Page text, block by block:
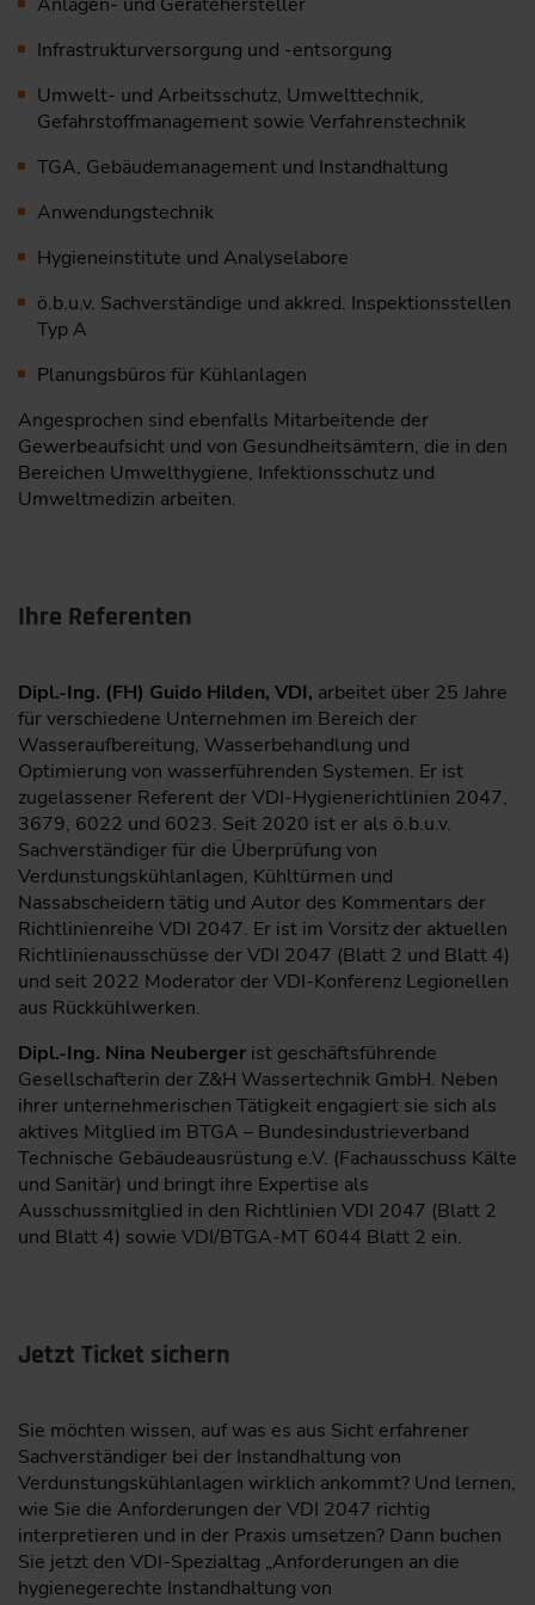
Infrastrukturversorgung und -entsorgung
Umwelt- und Arbeitsschutz, Umwelttechnik,
Gefahrstoffmanagement sowie Verfahrenstechnik
TGA, Gebäudemanagement und Instandhaltung
Anwendungstechnik
Hygieneinstitute und Analyselabore
ö.b.u.v. Sachverständige und akkred. Inspektionsstellen
Typ A
Planungsbüros für Kühlanlagen
Angesprochen sind ebenfalls Mitarbeitende der
Gewerbeaufsicht und von Gesundheitsämtern, die in den
Bereichen Umwelthygiene, Infektionsschutz und
Umweltmedizin arbeiten.
Ihre Referenten
Dipl.-Ing. (FH) Guido Hilden, VDI, arbeitet über 25 Jahre
für verschiedene Unternehmen im Bereich der
Wasseraufbereitung, Wasserbehandlung und
Optimierung von wasserführenden Systemen. Er ist
zugelassener Referent der VDI-Hygienerichtlinien 2047,
3679, 6022 und 6023. Seit 2020 ist er als ö.b.u.v.
Sachverständiger für die Überprüfung von
Verdunstungskühlanlagen, Kühltürmen und
Nassabscheidern tätig und Autor des Kommentars der
Richtlinienreihe VDI 2047. Er ist im Vorsitz der aktuellen
Richtlinienausschüsse der VDI 2047 (Blatt 2 und Blatt 4)
und seit 2022 Moderator der VDI-Konferenz Legionellen
aus Rückkühlwerken.
Dipl.-Ing. Nina Neuberger ist geschäftsführende
Gesellschafterin der Z&H Wassertechnik GmbH. Neben
ihrer unternehmerischen Tätigkeit engagiert sie sich als
aktives Mitglied im BTGA – Bundesindustrieverband
Technische Gebäudeausrüstung e.V. (Fachausschuss Kälte
und Sanitär) und bringt ihre Expertise als
Ausschussmitglied in den Richtlinien VDI 2047 (Blatt 2
und Blatt 4) sowie VDI/BTGA-MT 6044 Blatt 2 ein.
Jetzt Ticket sichern
Sie möchten wissen, auf was es aus Sicht erfahrener
Sachverständiger bei der Instandhaltung von
Verdunstungskühlanlagen wirklich ankommt? Und lernen,
wie Sie die Anforderungen der VDI 2047 richtig
interpretieren und in der Praxis umsetzen? Dann buchen
Sie jetzt den VDI-Spezialtag „Anforderungen an die
hygienegerechte Instandhaltung von